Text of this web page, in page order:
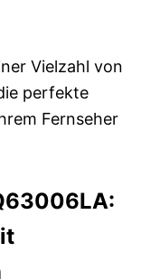
Vielzahl von
perfekte
Fernseher